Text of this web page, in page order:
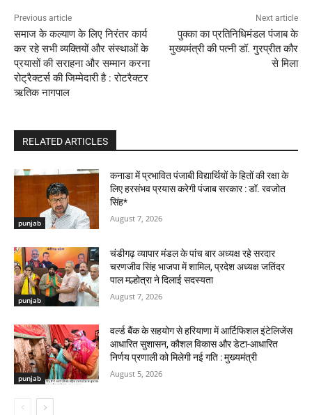
Previous article
समाज के कल्याण के लिए निरंतर कार्य
कर रहे सभी व्यक्तियों और संस्थाओं के
प्रयासों की सराहना और सम्मान करना
रोट्रैक्टर्स की जिम्मेदारी है : रोटरैक्टर
ऋतिक नागपाल
Next article
पुक्का का प्रतिनिधिमंडल पंजाब के
मुख्यमंत्री की पत्नी डॉ. गुरप्रीत कौर
से मिला
RELATED ARTICLES
punjab
कनाडा में प्रभावित पंजाबी विद्यार्थियों के हितों की रक्षा के
लिए हरसंभव प्रयास करेगी पंजाब सरकार : डॉ. रवजोत
सिंह*
August 7, 2026
punjab
चंडीगढ़ व्यापार मंडल के पांच बार अध्यक्ष रहे सरदार
चरणजीव सिंह भाजपा में शामिल, प्रदेश अध्यक्ष जतिंदर
पाल मल्होत्रा ने दिलाई सदस्यता
August 7, 2026
punjab
वर्ल्ड बैंक के सहयोग से हरियाणा में आर्टिफिशल इंटेलिजेंस
आधारित सुशासन, कौशल विकास और डेटा-आधारित
निर्णय प्रणाली को मिलेगी नई गति : मुख्यमंत्री
August 5, 2026